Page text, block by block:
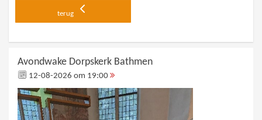
terug
Avondwake Dorpskerk Bathmen
12-08-2026 om 19:00